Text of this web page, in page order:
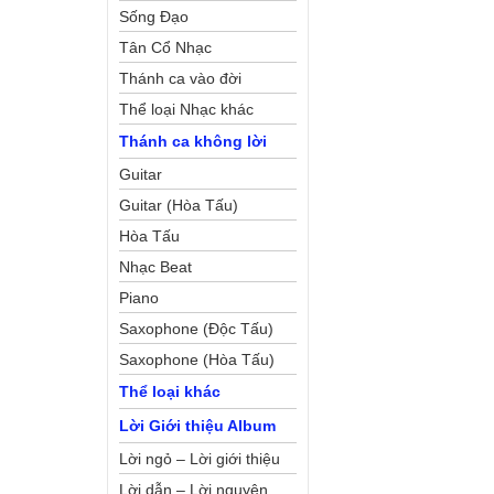
Sống Đạo
Tân Cổ Nhạc
Thánh ca vào đời
Thể loại Nhạc khác
Thánh ca không lời
Guitar
Guitar (Hòa Tấu)
Hòa Tấu
Nhạc Beat
Piano
Saxophone (Độc Tấu)
Saxophone (Hòa Tấu)
Thể loại khác
Lời Giới thiệu Album
Lời ngỏ – Lời giới thiệu
Lời dẫn – Lời nguyện